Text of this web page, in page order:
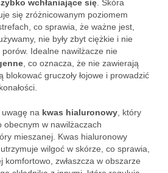
wchłaniające się . Skóra
się zróżnicowanym poziomem
co sprawia, że ważne jest,
nie były zbyt ciężkie i nie
porów. Idealne nawilżacze nie
, co oznacza, że nie zawierają
blokować gruczoły łojowe i prowadzić
na kwas hialuronowy , który
obecnym w nawilżaczach
mieszanej. Kwas hialuronowy
wilgoć w skórze, co sprawia,
komfortowo, zwłaszcza w obszarze